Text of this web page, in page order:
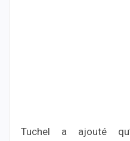
Tuchel a ajouté